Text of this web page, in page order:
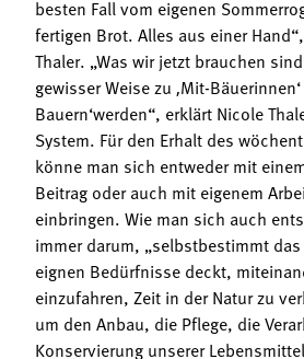
besten Fall vom eigenen
fertigen Brot. Alles aus einer
Thaler. „Was wir jetzt brauchen
gewisser Weise zu ‚Mit-
Bauern‘werden“, erklärt Nicole
System. Für den Erhalt des
könne man sich entweder mit
Beitrag oder auch mit eigenem
einbringen. Wie man sich auch
immer darum, „selbstbestimmt
eignen Bedürfnisse deckt,
einzufahren, Zeit in der Natur zu
um den Anbau, die Pflege, die
Konservierung unserer